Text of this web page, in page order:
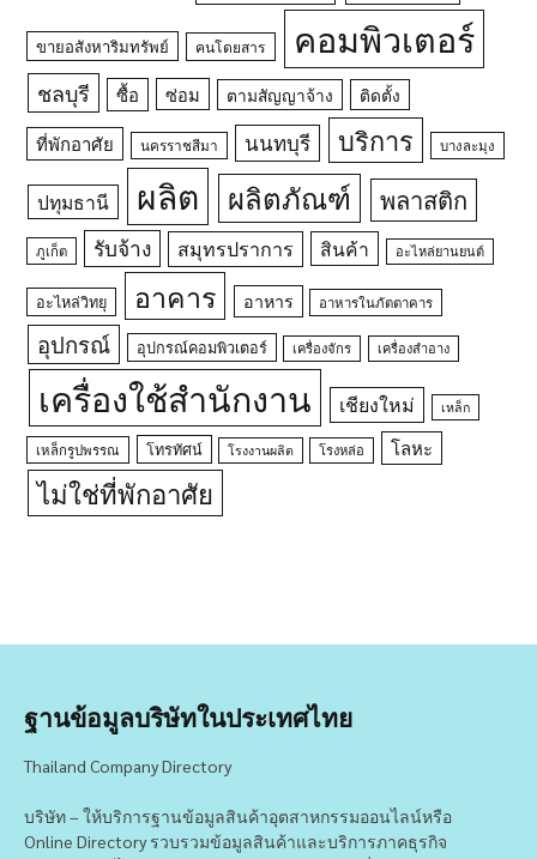
ขายอสังหาริมทรัพย์ คนโดยสาร คอมพิวเตอร์
ชลบุรี ซื้อ ซ่อม ตามสัญญาจ้าง ติดตั้ง
ที่พักอาศัย นครราชสีมา นนทบุรี บริการ บางละมุง
ปทุมธานี ผลิต ผลิตภัณฑ์ พลาสติก
ภูเก็ต รับจ้าง สมุทรปราการ สินค้า อะไหล่ยานยนต์
อะไหล่วิทยุ อาคาร อาหาร อาหารในภัตตาคาร
อุปกรณ์ อุปกรณ์คอมพิวเตอร์ เครื่องจักร เครื่องสำอาง
เครื่องใช้สำนักงาน เชียงใหม่ เหล็ก
เหล็กรูปพรรณ โทรทัศน์ โรงงานผลิต โรงหล่อ โลหะ
ไม่ใช่ที่พักอาศัย
ฐานข้อมูลบริษัทในประเทศไทย
Thailand Company Directory
บริษัท – ให้บริการฐานข้อมูลสินค้าอุตสาหกรรมออนไลน์หรือ
Online Directory รวบรวมข้อมูลสินค้าและบริการภาคธุรกิจ